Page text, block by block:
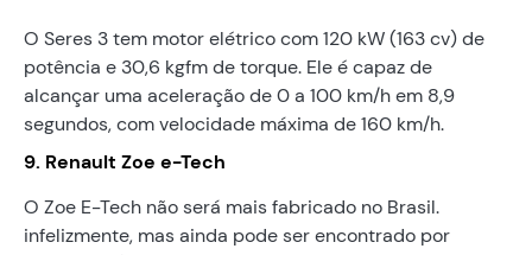
O Seres 3 tem motor elétrico com 120 kW (163 cv) de
potência e 30,6 kgfm de torque. Ele é capaz de
alcançar uma aceleração de 0 a 100 km/h em 8,9
segundos, com velocidade máxima de 160 km/h.
9. Renault Zoe e-Tech
O Zoe E-Tech não será mais fabricado no Brasil.
infelizmente, mas ainda pode ser encontrado por